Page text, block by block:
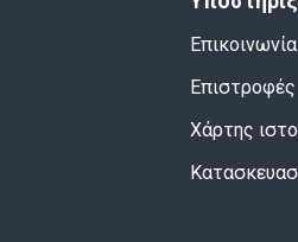
Επικοινωνία
Επιστροφές
Χάρτης